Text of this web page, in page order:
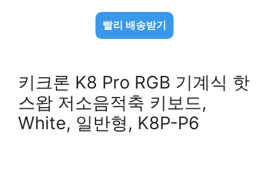
빨리 배송받기
키크론 K8 Pro RGB 기계식 핫
스왑 저소음적축 키보드,
White, 일반형, K8P-P6